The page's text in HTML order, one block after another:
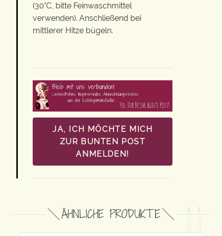
(30°C, bitte Feinwaschmittel
verwenden). Anschließend bei
mittlerer Hitze bügeln.
JA, ICH MÖCHTE MICH
ZUR BUNTEN POST
ANMELDEN!
ÄHNLICHE PRODUKTE